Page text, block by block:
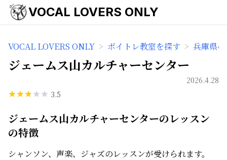
VOCAL LOVERS ONLY
VOCAL LOVERS ONLY > ボイトレ教室を探す > 兵庫県
ジェームス山カルチャーセンター
2026.4.28
3.5
ジェームス山カルチャーセンターのレッスン
の特徴
シャンソン、声楽、ジャズのレッスンが受けられます。